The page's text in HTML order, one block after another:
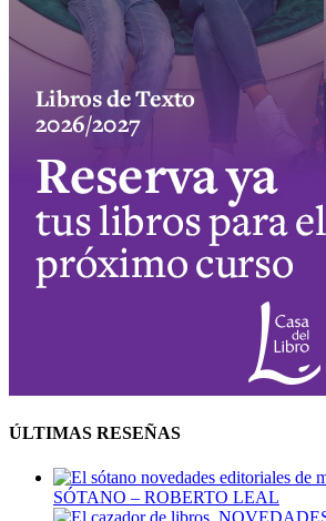
ÚLTIMAS RESEÑAS
SÓTANO – ROBERTO LEAL